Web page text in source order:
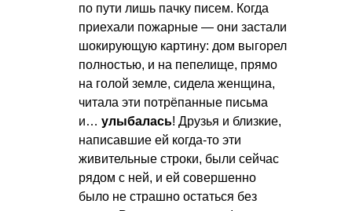
по пути лишь пачку писем. Когда
приехали пожарные — они застали
шокирующую картину: дом выгорел
полностью, и на пепелище, прямо
на голой земле, сидела женщина,
читала эти потрёпанные письма
и… улыбалась! Друзья и близкие,
написавшие ей когда-то эти
живительные строки, были сейчас
рядом с ней, и ей совершенно
было не страшно остаться без